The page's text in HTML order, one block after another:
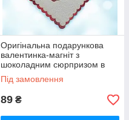
Оригінальна подарункова
валентинка-магніт з
шоколадним сюрпризом в
середині до Дня Закоханих
Під замовлення
89 ₴